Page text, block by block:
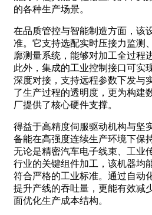
的各种生产场景。
在品质管控与智能制造方面，该
准。它支持选配实时压接力监测
廓测量系统，能够对加工全过程
此外，集成的工业控制接口可实
深度对接，支持远程参数下发与
了生产过程的透明度，更为构建
厂提供了核心硬件支撑。
得益于高精度伺服驱动机构与坚
备能在高强度连续生产环境下保
无论是精密汽车电子线束、工业
行业的关键组件加工，该机器均
符合严格的工业标准。通过自动
提升产线的吞吐量，更能有效减
面优化生产成本结构。